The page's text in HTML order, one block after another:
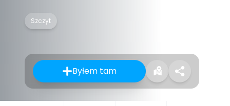
Szczyt
Byłem tam